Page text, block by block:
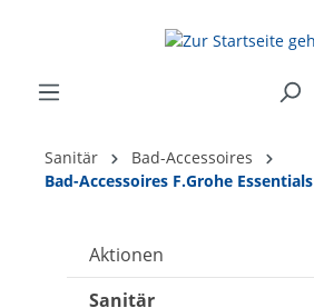
Sanitär
Bad-Accessoires
Bad-Accessoires F.Grohe Essentials
Aktionen
Sanitär